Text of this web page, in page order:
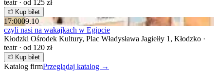
teatr · od 125 zł
Kup bilet
17:0009.10
czyli nasi na wakajkach w Egipcie
Kłodzki Ośrodek Kultury, Plac Władysława Jagiełły 1, Kłodzko ·
teatr · od 120 zł
Kup bilet
Katalog firmPrzeglądaj katalog →